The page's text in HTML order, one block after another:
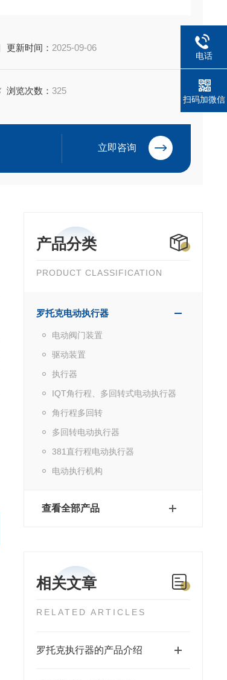
更新时间： 2025-09-06
浏览次数：325
立即咨询
产品分类
PRODUCT CLASSIFICATION
罗托克电动执行器
电动阀门装置
驱动装置
执行器
IQT角行程、多回转式电动执行器
角行程多回转
多回转电动执行器
381直行程电动执行器
电动执行机构
查看全部产品
相关文章
RELATED ARTICLES
罗托克执行器的产品介绍
电话
扫码加微信